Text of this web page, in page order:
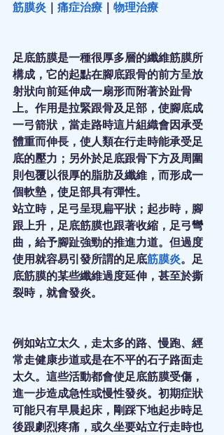
筋膜炎 痛症治療 物理治療
足底筋膜是一種很厚多層的纖維筋膜所
構成，它的起點在腳底跟骨的前方呈放
射狀向前延伸成一扇形而附著於趾骨
上。作用是拉緊跟骨及足部，使腳底成
一弓箭狀，當走路時這片組織會因承受
體重而伸長，使人類在行走時能承受足
底的壓力；另外於足底跟骨下方及周圍
則包覆以很厚的脂肪及纖維，而形成一
個軟墊，使足部具有彈性。
站立時，足弓呈現扁平狀；起步時，腳
跟上升，足底筋膜也跟著收縮，足弓彎
曲，給予腳趾強勁的推進力道。但過度
使用就容易引發所謂的足底筋膜炎。足
底筋膜的某些纖維過度延伸，甚至於撕
裂時，就會發炎。
例如站立太久，走太多的路、慢跑、經
常走健康步道或是在不平的石子路面走
太久。這些活動都會使足底筋膜受傷，
進一步造成急性或慢性發炎。初期症狀
可能只有早晨起床，剛踩下地起步時足
後跟劇烈疼痛，或久坐要站立行走時也